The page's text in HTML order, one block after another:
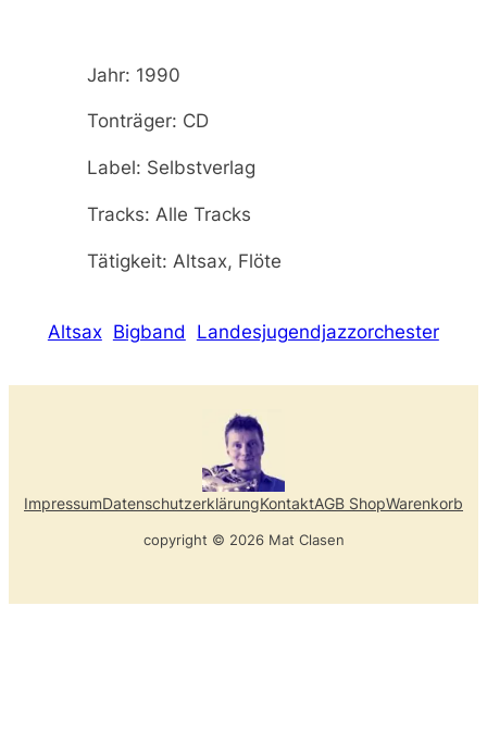
Jahr: 1990
Tonträger: CD
Label: Selbstverlag
Tracks: Alle Tracks
Tätigkeit: Altsax, Flöte
Altsax Bigband Landesjugendjazzorchester
ImpressumDatenschutzerklärungKontaktAGB ShopWarenkorb
copyright © 2026 Mat Clasen